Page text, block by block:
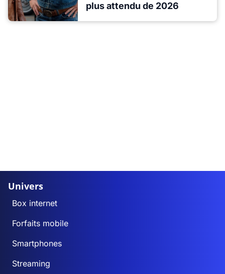
plus attendu de 2026
Univers
Box internet
Forfaits mobile
Smartphones
Streaming